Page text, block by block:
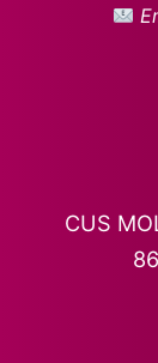
CUS